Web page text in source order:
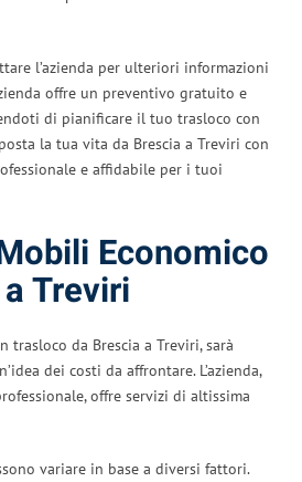
l’azienda per ulteriori informazioni
offre un preventivo gratuito e
di pianificare il tuo trasloco con
la tua vita da Brescia a Treviri con
e affidabile per i tuoi
Economico
Treviri
trasloco da Brescia a Treviri, sarà
dei costi da affrontare. L’azienda,
offre servizi di altissima
variare in base a diversi fattori.